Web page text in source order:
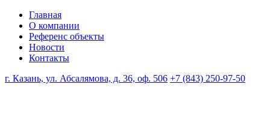
Главная
О компании
Референс объекты
Новости
Контакты
г. Казань, ул. Абсалямова, д. 36, оф. 506 +7 (843) 250-97-50